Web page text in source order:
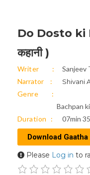
Do Dosto ki
कहानी )
Writer
Sanjeev
Narrator
Shivani
Genre
Bachpan
Duration
07min
Download
Please Log in to